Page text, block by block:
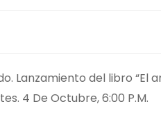
Lanzamiento del libro “El
4 De Octubre, 6:00 P.M.